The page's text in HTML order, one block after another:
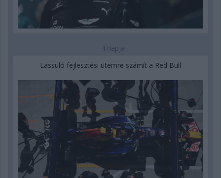
4 napja
Lassuló fejlesztési ütemre számít a Red Bull